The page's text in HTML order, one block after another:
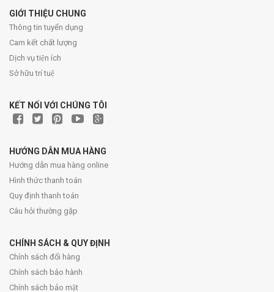
GIỚI THIỆU CHUNG
Thông tin tuyển dụng
Cam kết chất lượng
Dịch vụ tiện ích
Sở hữu trí tuệ
KẾT NỐI VỚI CHÚNG TÔI
HƯỚNG DẪN MUA HÀNG
Hướng dẫn mua hàng online
Hình thức thanh toán
Quy định thanh toán
Câu hỏi thường gặp
CHÍNH SÁCH & QUY ĐỊNH
Chính sách đổi hàng
Chính sách bảo hành
Chính sách bảo mật